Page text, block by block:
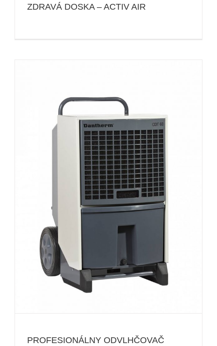
ZDRAVÁ DOSKA – ACTIV AIR
PROFESIONÁLNY ODVLHČOVAČ